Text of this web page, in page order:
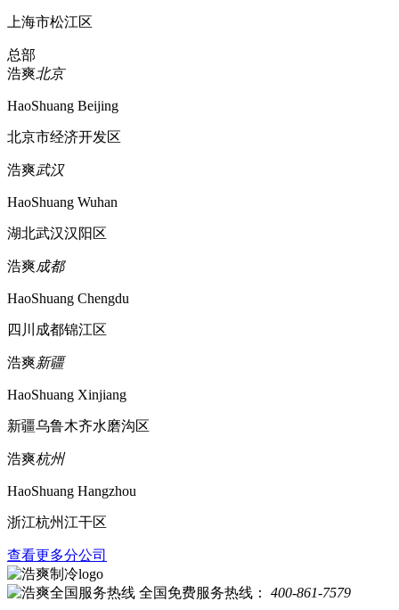
上海市松江区
总部
浩爽北京
HaoShuang Beijing
北京市经济开发区
浩爽武汉
HaoShuang Wuhan
湖北武汉汉阳区
浩爽成都
HaoShuang Chengdu
四川成都锦江区
浩爽新疆
HaoShuang Xinjiang
新疆乌鲁木齐水磨沟区
浩爽杭州
HaoShuang Hangzhou
浙江杭州江干区
查看更多分公司
全国免费服务热线： 400-861-7579